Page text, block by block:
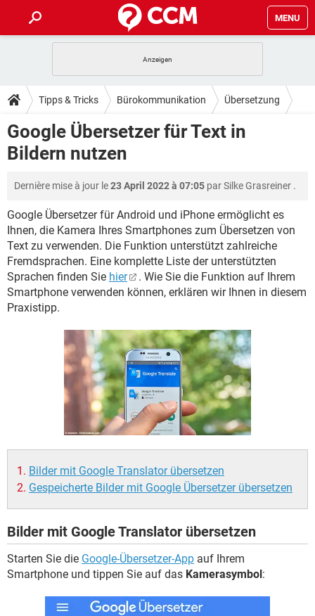
MENU
ANDROID IOS
WINDOWS 10 INSTAGRAM
WHATSAPP
TIPPS & TRICKS
SPIELE STREAMING
ANDROID IOS
WHATSAPP TIKTOK
FACEBOOK HARDWARE
DOWNLOADS
SPIELE
WHATSAPP
FACEBOOK HARDWARE
FORUM
SPIELE STREAMING
ANDROID IOS
WINDOWS 10 INSTAGRAM
WHATSAPP TIKTOK
FACEBOOK HARDWARE
SPIELE
ANDROID IOS
WINDOWS 10 INSTAGRAM
WHATSAPP TIKTOK
Tipps & Tricks Bürokommunikation Übersetzung
Google Übersetzer für Text in
Bildern nutzen
Dernière mise à jour le23 April 2022 à 07:05 parSilke Grasreiner .
Google Übersetzer für Android und iPhone ermöglicht es
Ihnen, die Kamera Ihres Smartphones zum Übersetzen von
Text zu verwenden. Die Funktion unterstützt zahlreiche
Fremdsprachen. Eine komplette Liste der unterstützten
Sprachen finden Sie hier
. Wie Sie die Funktion auf Ihrem
Smartphone verwenden können, erklären wir Ihnen in diesem
Praxistipp.
Bilder mit Google Translator übersetzen
Gespeicherte Bilder mit Google Übersetzer übersetzen
Bilder mit Google Translator übersetzen
Starten Sie die Google-Übersetzer-App auf Ihrem
Smartphone und tippen Sie auf das Kamerasymbol: